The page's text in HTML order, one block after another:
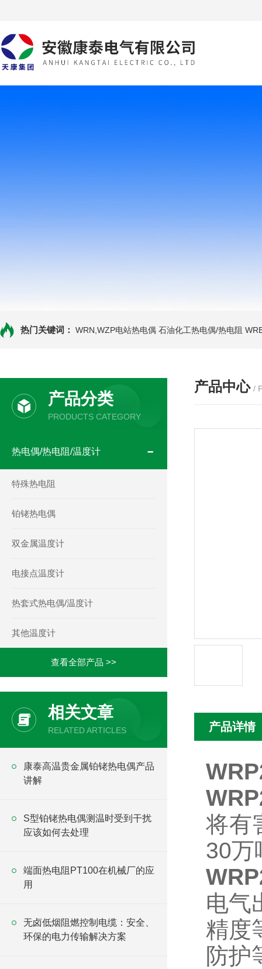
热门关键词： WRN,WZP电站热电偶 石油化工热电偶/热电阻
产品分类
PRODUCTS CATEGORY
热电偶/热电阻/温度计
特殊热电阻
铂铑热电偶
双金属温度计
电接点温度计
热套式热电偶/温度计
其他温度计
查看全部产品 >>
相关文章
RELATED ARTICLES
康泰高温贵金属铂铑热电偶产品
讲解
S型铂铑热电偶测温时受到干扰
应该如何去处理
端面热电阻PT100在机械厂的应
用
无卤低烟阻燃控制电缆：安全、
环保的电力传输解决方案
产品中心 /
产品详情
将有
30万
电气
精度
防护